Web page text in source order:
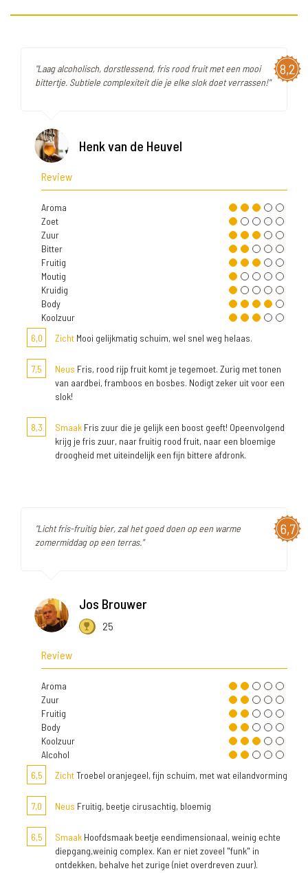
8,2
"Laag alcoholisch, dorstlessend, fris rood fruit met een mooi
bittertje. Subtiele complexiteit die je elke slok doet verrassen!"
Henk van de Heuvel
Review
Aroma
Zoet
Zuur
Bitter
Fruitig
Moutig
Kruidig
Body
Koolzuur
6,0
Zicht Mooi gelijkmatig schuim, wel snel weg helaas.
7,5 Neus Fris, rood rijp fruit komt je tegemoet. Zurig met tonen
van aardbei, framboos en bosbes. Nodigt zeker uit voor een
slok!
8,3 Smaak Fris zuur die je gelijk een boost geeft! Opeenvolgend
krijg je fris zuur, naar fruitig rood fruit, naar een bloemige
droogheid met uiteindelijk een fijn bittere afdronk.
6,7
"Licht fris-fruitig bier, zal het goed doen op een warme
zomermiddag op een terras."
Jos Brouwer
25
Review
Aroma
Zuur
Fruitig
Body
Koolzuur
Alcohol
6,5
ZichtTroebel oranjegeel, fijn schuim, met wat eilandvorming
7,0 Neus Fruitig, beetje cirusachtig, bloemig
6,5 Smaak Hoofdsmaak beetje eendimensionaal, weinig echte
diepgang,weinig complex. Kan er niet zoveel "funk" in
ontdekken, behalve het zurige (niet overdreven zuur).